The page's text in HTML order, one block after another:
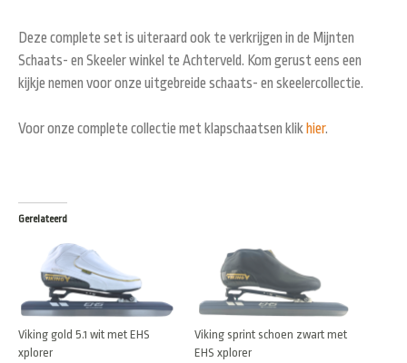
Deze complete set is uiteraard ook te verkrijgen in de Mijnten
Schaats- en Skeeler winkel te Achterveld. Kom gerust eens een
kijkje nemen voor onze uitgebreide schaats- en skeelercollectie.
Voor onze complete collectie met klapschaatsen klik hier.
Gerelateerd
Viking gold 5.1 wit met EHS
xplorer
Viking sprint schoen zwart met
EHS xplorer